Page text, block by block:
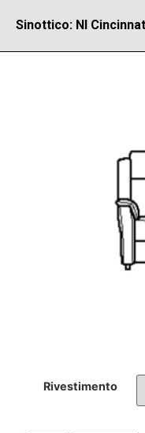
Sinottico: NI
Rivestimento